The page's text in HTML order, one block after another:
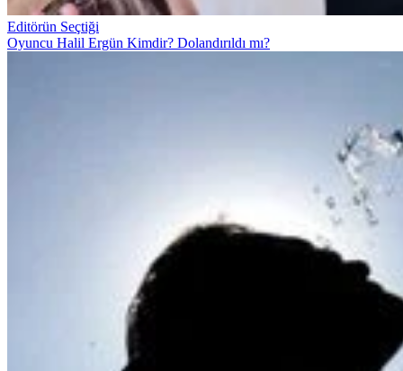
Editörün Seçtiği
Oyuncu Halil Ergün Kimdir? Dolandırıldı mı?